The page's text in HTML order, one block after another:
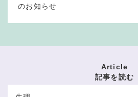
のお知らせ
Article
記事を読む